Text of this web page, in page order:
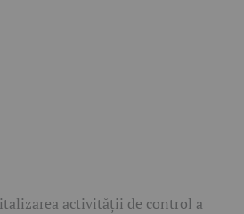
activității de control a